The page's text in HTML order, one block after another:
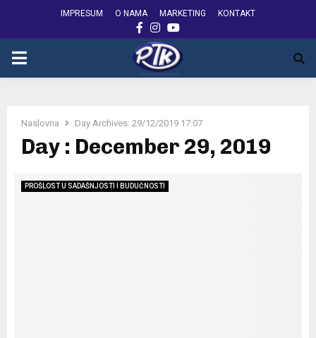
IMPRESUM O NAMA MARKETING KONTAKT
FACEBOOK
INSTAGRAM
YOUTUBE
PRIMARY
Naslovna Day Archives: 29/12/2019 17:07
Day : December 29, 2019
PROŠLOST U SADAŠNJOSTI I BUDUĆNOSTI